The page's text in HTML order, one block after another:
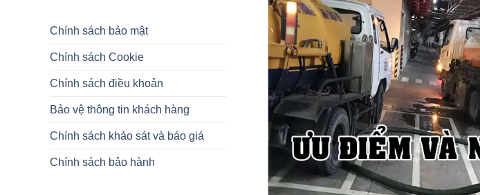
Chính sách bảo mật
Chính sách Cookie
Chính sách điều khoản
Bảo vệ thông tin khách hàng
Chính sách khảo sát và báo giá
Chính sách bảo hành